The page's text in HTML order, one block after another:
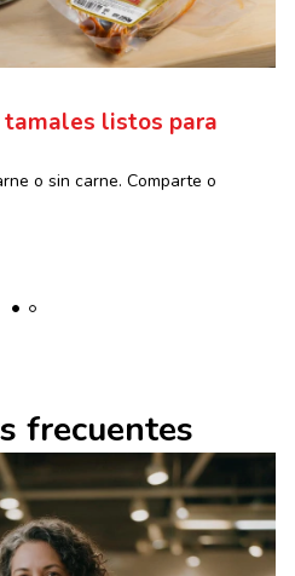
listos para
o sin carne. Comparte o
frecuentes